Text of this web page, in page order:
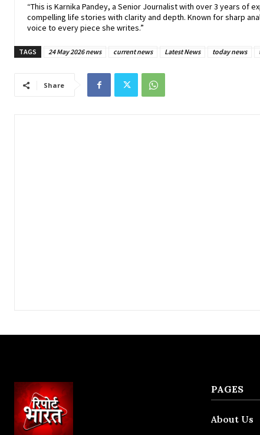
“This is Karnika Pandey, a Senior Journalist with over 3 years
compelling life stories with clarity and depth. Known for sharp
voice to every piece she writes.”
TAGS 24 May 2026 news current news Latest News today news
Share
PAGES
About Us